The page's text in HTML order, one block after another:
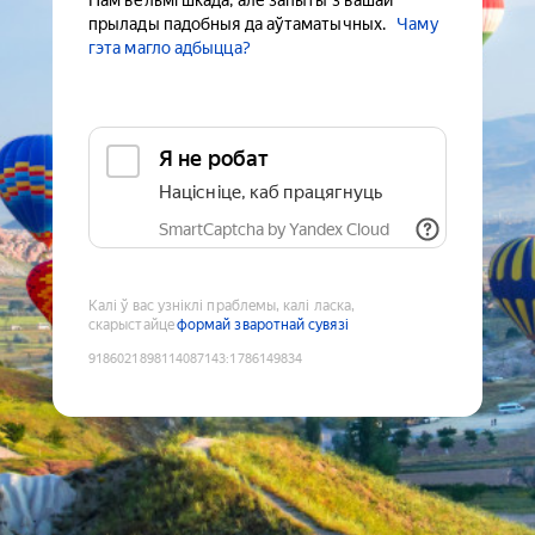
прылады падобныя да аўтаматычных.
Чаму
гэта магло адбыцца?
Я не робат
Націсніце, каб працягнуць
SmartCaptcha by Yandex Cloud
Калі ў вас узніклі праблемы, калі ласка,
скарыстайцеформай зваротнай сувязі
9186021898114087143:1786149834